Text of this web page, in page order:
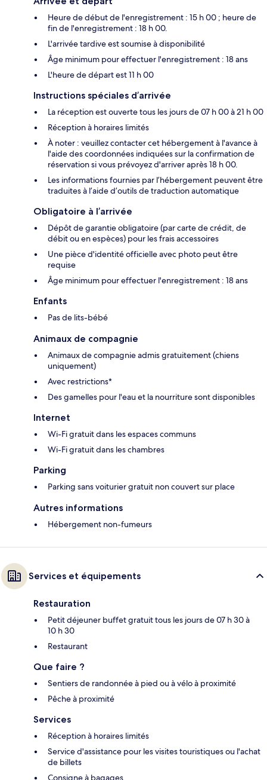
Heure de début de l'enregistrement : 15 h 00 ; heure de
fin de l'enregistrement : 18 h 00.
L'arrivée tardive est soumise à disponibilité
Âge minimum pour effectuer l'enregistrement : 18 ans
L'heure de départ est 11 h 00
Instructions spéciales d’arrivée
La réception est ouverte tous les jours de 07 h 00 à 21 h 00
Réception à horaires limités
À noter : veuillez contacter cet hébergement à l'avance à
l'aide des coordonnées indiquées sur la confirmation de
réservation si vous prévoyez d'arriver après 18 h 00.
Les informations fournies par l’hébergement peuvent être
traduites à l’aide d’outils de traduction automatique
Obligatoire à l’arrivée
Dépôt de garantie obligatoire (par carte de crédit, de
débit ou en espèces) pour les frais accessoires
Une pièce d'identité officielle avec photo peut être
requise
Âge minimum pour effectuer l'enregistrement : 18 ans
Enfants
Pas de lits-bébé
Animaux de compagnie
Animaux de compagnie admis gratuitement (chiens
uniquement)
Avec restrictions*
Des gamelles pour l'eau et la nourriture sont disponibles
Internet
Wi-Fi gratuit dans les espaces communs
Wi-Fi gratuit dans les chambres
Parking
Parking sans voiturier gratuit non couvert sur place
Autres informations
Hébergement non-fumeurs
Services et équipements
Restauration
Petit déjeuner buffet gratuit tous les jours de 07 h 30 à
10 h 30
Restaurant
Que faire ?
Sentiers de randonnée à pied ou à vélo à proximité
Pêche à proximité
Services
Réception à horaires limités
Service d'assistance pour les visites touristiques ou l'achat
de billets
Consigne à bagages